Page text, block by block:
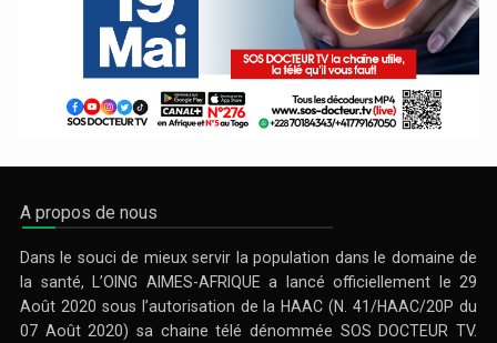
A propos de nous
Dans le souci de mieux servir la population dans le domaine de
la santé, L’OING AIMES-AFRIQUE a lancé officiellement le 29
Août 2020 sous l’autorisation de la HAAC (N. 41/HAAC/20P du
07 Août 2020) sa chaine télé dénommée SOS DOCTEUR TV.